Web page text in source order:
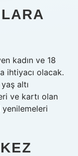
kadın ve 18
ihtiyacı olacak.
altı
ve kartı olan